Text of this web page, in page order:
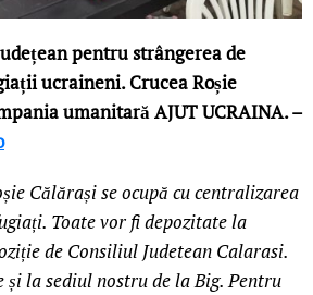
pentru strângerea de
ucraineni. Crucea Roșie
umanitară AJUT UCRAINA. –
Călărași se ocupă cu centralizarea
Toate vor fi depozitate la
de Consiliul Judetean Calarasi.
la sediul nostru de la Big. Pentru